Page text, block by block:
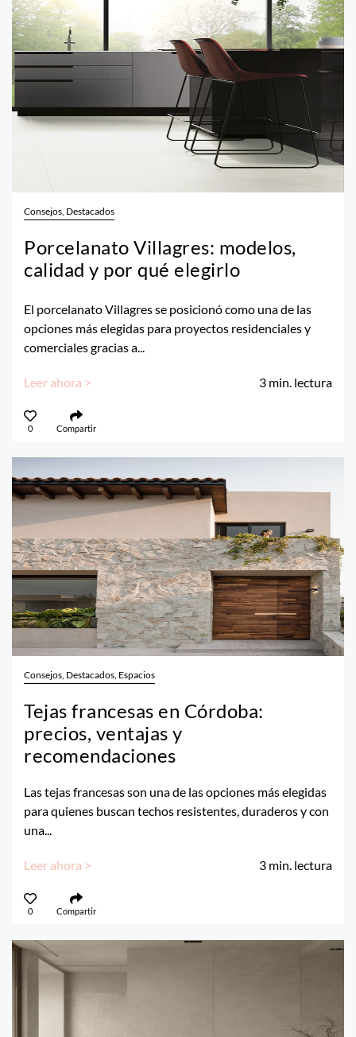
Consejos, Destacados
Porcelanato Villagres: modelos,
calidad y por qué elegirlo
El porcelanato Villagres se posicionó como una de las
opciones más elegidas para proyectos residenciales y
comerciales gracias a...
Leer ahora > 3 min. lectura
0 Compartir
Consejos, Destacados, Espacios
Tejas francesas en Córdoba:
precios, ventajas y
recomendaciones
Las tejas francesas son una de las opciones más elegidas
para quienes buscan techos resistentes, duraderos y con
una...
Leer ahora > 3 min. lectura
0 Compartir